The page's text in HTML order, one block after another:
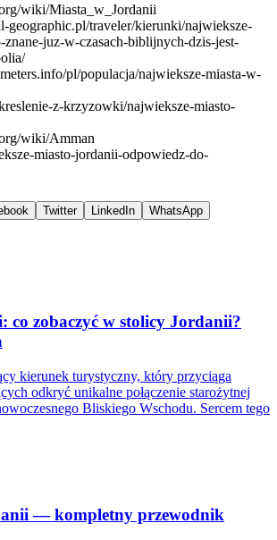
wiki/Miasta_w_Jordanii
geographic.pl/traveler/kierunki/najwieksze-
juz-w-czasach-biblijnych-dzis-jest-
pl/populacja/najwieksze-miasta-w-
z-krzyzowki/najwieksze-miasto-
wiki/Amman
miasto-jordanii-odpowiedz-do-
Twitter LinkedIn WhatsApp
co zobaczyć w stolicy Jordanii?
kierunek turystyczny, który przyciąga
odkryć unikalne połączenie starożytnej
Bliskiego Wschodu. Sercem tego
— kompletny przewodnik